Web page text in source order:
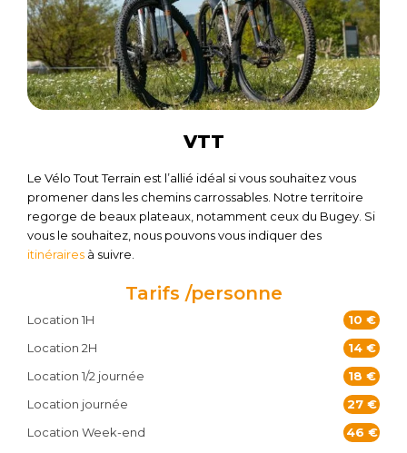
VTT
Le Vélo Tout Terrain est l’allié idéal si vous souhaitez vous
promener dans les chemins carrossables. Notre territoire
regorge de beaux plateaux, notamment ceux du Bugey. Si
vous le souhaitez, nous pouvons vous indiquer des
itinéraires à suivre.
Tarifs /personne
Location 1H
10 €
Location 2H
14 €
Location 1/2 journée
18 €
Location journée
27 €
Location Week-end
46 €